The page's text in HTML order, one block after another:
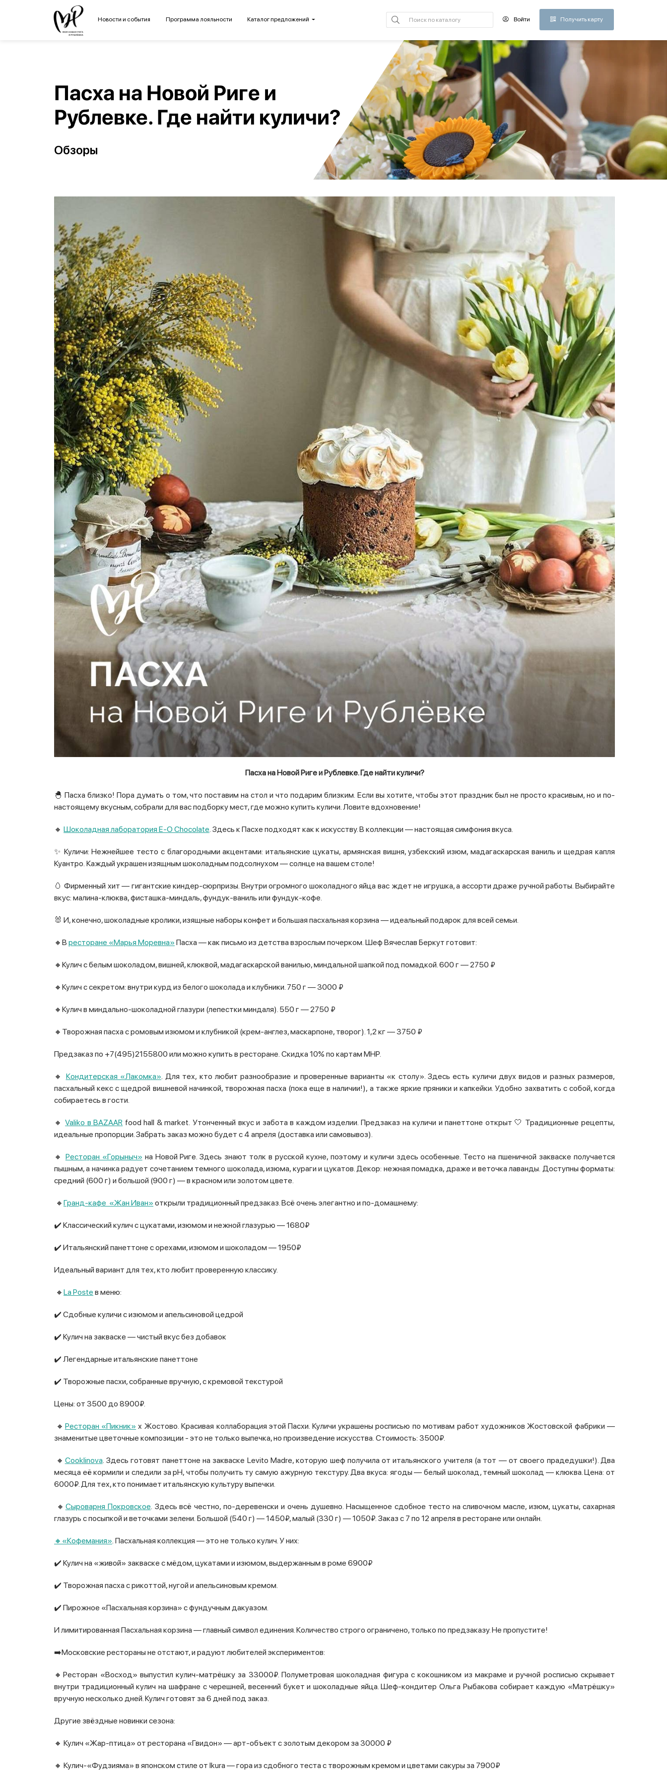
Войти Получить карту
Новости и события Программа лояльности Каталог предложений
Пасха на Новой Риге и
Рублевке. Где найти куличи?
Обзоры
Пасха на Новой Риге и Рублевке. Где найти куличи?
🐣 Пасха близко! Пора думать о том, что поставим на стол и что подарим близким. Если вы хотите, чтобы этот праздник был не просто красивым, но и по-
настоящему вкусным, собрали для вас подборку мест, где можно купить куличи. Ловите вдохновение!
🔸 Шоколадная лаборатория Е-О Chocolate. Здесь к Пасхе подходят как к искусству. В коллекции — настоящая симфония вкуса.
✨ Куличи: Нежнейшее тесто с благородными акцентами: итальянские цукаты, армянская вишня, узбекский изюм, мадагаскарская ваниль и щедрая капля
Куантро. Каждый украшен изящным шоколадным подсолнухом — солнце на вашем столе!
🥚 Фирменный хит — гигантские киндер-сюрпризы. Внутри огромного шоколадного яйца вас ждет не игрушка, а ассорти драже ручной работы. Выбирайте
вкус: малина-клюква, фисташка-миндаль, фундук-ваниль или фундук-кофе.
🐰 И, конечно, шоколадные кролики, изящные наборы конфет и большая пасхальная корзина — идеальный подарок для всей семьи.
🔸В ресторане «Марья Моревна» Пасха — как письмо из детства взрослым почерком. Шеф Вячеслав Беркут готовит:
🔸Кулич с белым шоколадом, вишней, клюквой, мадагаскарской ванилью, миндальной шапкой под помадкой. 600 г — 2750 ₽
🔸Кулич с секретом: внутри курд из белого шоколада и клубники. 750 г — 3000 ₽
🔸Кулич в миндально-шоколадной глазури (лепестки миндаля). 550 г — 2750 ₽
🔸Творожная пасха с ромовым изюмом и клубникой (крем-англез, маскарпоне, творог). 1,2 кг — 3750 ₽
Предзаказ по +7(495)2155800 или можно купить в ресторане. Скидка 10% по картам МНР.
🔸 Кондитерская «Лакомка». Для тех, кто любит разнообразие и проверенные варианты «к столу». Здесь есть куличи двух видов и разных размеров,
пасхальный кекс с щедрой вишневой начинкой, творожная пасха (пока еще в наличии!), а также яркие пряники и капкейки. Удобно захватить с собой, когда
собираетесь в гости.
🔸Valiko в BAZAAR food hall & market. Утонченный вкус и забота в каждом изделии. Предзаказ на куличи и панеттоне открыт 🤍 Традиционные рецепты,
идеальные пропорции. Забрать заказ можно будет с 4 апреля (доставка или самовывоз).
🔸 Ресторан «Горыныч» на Новой Риге. Здесь знают толк в русской кухне, поэтому и куличи здесь особенные. Тесто на пшеничной закваске получается
пышным, а начинка радует сочетанием темного шоколада, изюма, кураги и цукатов. Декор: нежная помадка, драже и веточка лаванды. Доступны форматы:
средний (600 г) и большой (900 г) — в красном или золотом цвете.
🔸 Гранд-кафе «Жан Иван» открыли традиционный предзаказ. Всё очень элегантно и по-домашнему:
✔️ Классический кулич с цукатами, изюмом и нежной глазурью — 1680₽
✔️ Итальянский панеттоне с орехами, изюмом и шоколадом — 1950₽
Идеальный вариант для тех, кто любит проверенную классику.
🔸 La Poste в меню:
✔️ Сдобные куличи с изюмом и апельсиновой цедрой
✔️ Кулич на закваске — чистый вкус без добавок
✔️ Легендарные итальянские панеттоне
✔️ Творожные пасхи, собранные вручную, с кремовой текстурой
Цены: от 3500 до 8900₽.
🔸 Ресторан «Пикник» х Жостово. Красивая коллаборация этой Пасхи. Куличи украшены росписью по мотивам работ художников Жостовской фабрики —
знаменитые цветочные композиции - это не только выпечка, но произведение искусства. Стоимость: 3500₽.
🔸 Cooklinova. Здесь готовят панеттоне на закваске Levito Madre, которую шеф получила от итальянского учителя (а тот — от своего прадедушки!). Два
месяца её кормили и следили за pH, чтобы получить ту самую ажурную текстуру. Два вкуса: ягоды — белый шоколад, темный шоколад — клюква. Цена: от
6000₽. Для тех, кто понимает итальянскую культуру выпечки.
🔸 Сыроварня Покровское. Здесь всё честно, по-деревенски и очень душевно. Насыщенное сдобное тесто на сливочном масле, изюм, цукаты, сахарная
глазурь с посыпкой и веточками зелени. Большой (540 г) — 1450₽, малый (330 г) — 1050₽. Заказ с 7 по 12 апреля в ресторане или онлайн.
🔸«Кофемания». Пасхальная коллекция — это не только кулич. У них:
✔️ Кулич на «живой» закваске с мёдом, цукатами и изюмом, выдержанным в роме 6900₽
✔️ Творожная пасха с рикоттой, нугой и апельсиновым кремом.
✔️ Пирожное «Пасхальная корзина» с фундучным дакуазом.
И лимитированная Пасхальная корзина — главный символ единения. Количество строго ограничено, только по предзаказу. Не пропустите!
➡️Московские рестораны не отстают, и радуют любителей экспериментов:
🔸Ресторан «Восход» выпустил кулич‑матрёшку за 33000₽. Полуметровая шоколадная фигура с кокошником из макраме и ручной росписью скрывает
внутри традиционный кулич на шафране с черешней, весенний букет и шоколадные яйца. Шеф‑кондитер Ольга Рыбакова собирает каждую «Матрёшку»
вручную несколько дней. Кулич готовят за 6 дней под заказ.
Другие звёздные новинки сезона:
🔸 Кулич «Жар‑птица» от ресторана «Гвидон» — арт‑объект с золотым декором за 30000 ₽
🔸 Кулич‑«Фудзияма» в японском стиле от Ikura — гора из сдобного теста с творожным кремом и цветами сакуры за 7900₽